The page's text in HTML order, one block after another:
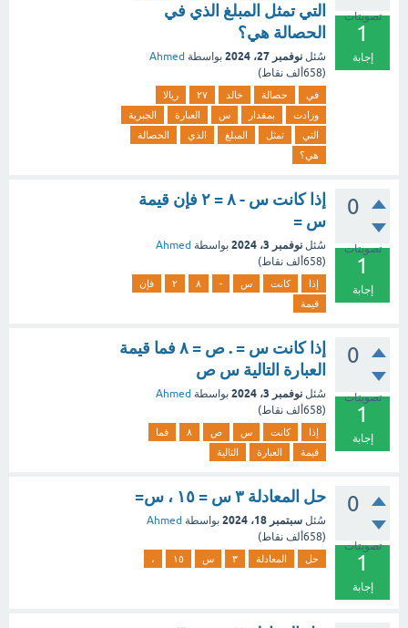
تصويتات
1
إجابة
التي تمثل المبلغ الذي في
الحصالة هي؟
سُئل نوفمبر 27، 2024 بواسطة Ahmed
(658ألف نقاط)
في حصالة خالد ٢٧
ريالا
وزادت
بمقدار س العبارة
الجبرية
التي
تمثل المبلغ الذي
الحصالة
هي؟
0
تصويتات
1
إجابة
إذا كانت س - ٨ = ٢ فإن قيمة
س =
سُئل نوفمبر 3، 2024 بواسطة Ahmed
(658ألف نقاط)
إذا كانت س - ٨ ٢
فإن
قيمة
0
تصويتات
1
إجابة
إذا كانت س = . ص = ٨ فما قيمة
العبارة التالية س ص
سُئل نوفمبر 3، 2024 بواسطة Ahmed
(658ألف نقاط)
إذا كانت س ص ٨
فما
قيمة
العبارة التالية
0
تصويتات
1
إجابة
حل المعادلة ٣ س = ١٥ ، س=
سُئل سبتمبر 18، 2024 بواسطة Ahmed
(658ألف نقاط)
حل المعادلة ٣ س ١٥ ،